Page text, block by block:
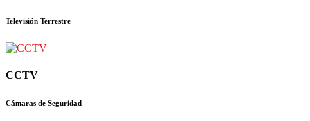
Televisión Terrestre
CCTV
Cámaras de Seguridad